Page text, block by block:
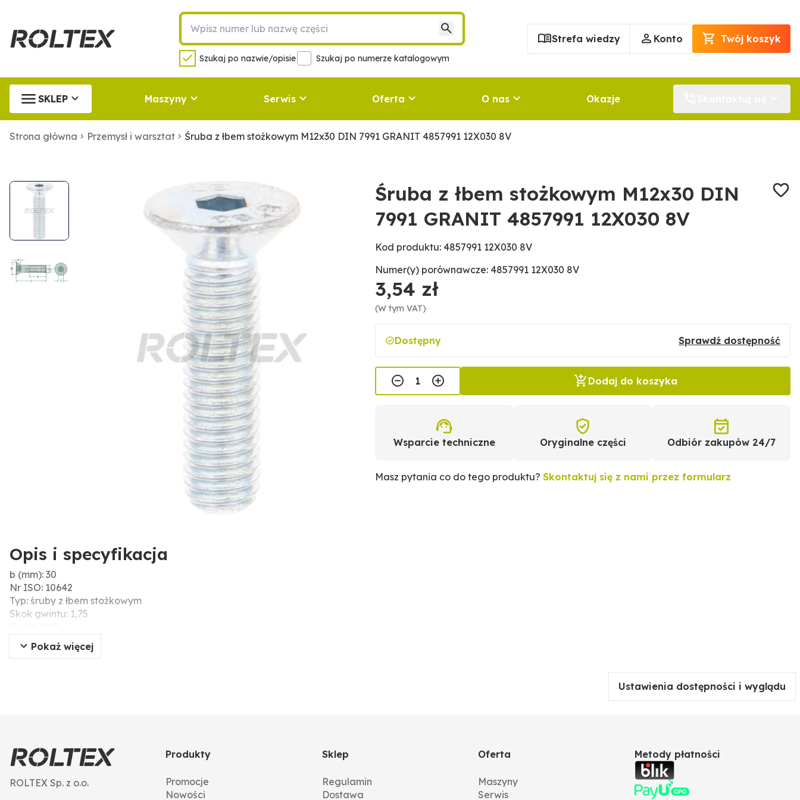
Szukaj po nazwie/opisie Szukaj po numerze katalogowym
Strefa wiedzy Konto Twój koszyk
SKLEP Maszyny Serwis Oferta O nas Okazje
Strona główna Przemysł i warsztat Śruba z łbem stożkowym M12x30 DIN 7991 GRANIT 4857991 12X030 8V
Śruba z łbem stożkowym M12x30 DIN
7991 GRANIT 4857991 12X030 8V
Kod produktu: 4857991 12X030 8V
Numer(y) porównawcze: 4857991 12X030 8V
3,54 zł
(W tym VAT)
Dostępny Sprawdź dostępność
Dodaj do koszyka
Wsparcie techniczne Oryginalne części Odbiór zakupów 24/7
Masz pytania co do tego produktu?Skontaktuj się z nami przez formularz
Opis i specyfikacja
b (mm): 30
Nr ISO: 10642
Typ: śruby z łbem stożkowym
Skok gwintu: 1,75
Powierzchnia: ocynk galwaniczny
Długość (mm): 30
Wytrzymałość: 8.8
Ø D (mm): 12
Jakość: verzinkt
Pokaż więcej
Ustawienia dostępności i wyglądu
ROLTEX Sp. z o.o.
Produkty
Promocje
Nowości
Sklep
Regulamin
Dostawa
Oferta
Maszyny
Serwis
Metody płatności